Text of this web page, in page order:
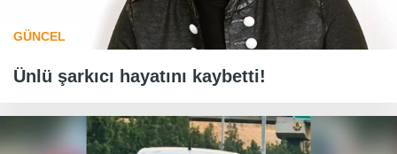
GÜNCEL
Ünlü şarkıcı hayatını kaybetti!